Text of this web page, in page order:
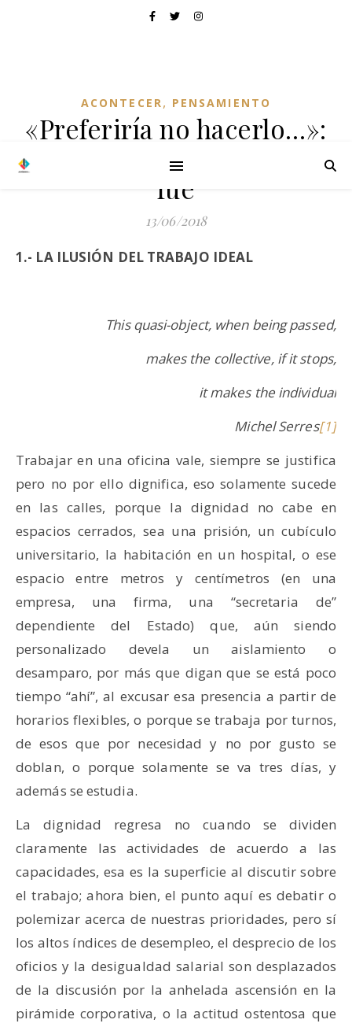
ACONTECER, PENSAMIENTO
«Preferiría no hacerlo…»:
El post-facio que nunca
fue
13/06/2018
1.- LA ILUSIÓN DEL TRABAJO IDEAL
This quasi-object, when being passed,
makes the collective, if it stops,
it makes the individual
Michel Serres[1]
Trabajar en una oficina vale, siempre se justifica
pero no por ello dignifica, eso solamente sucede
en las calles, porque la dignidad no cabe en
espacios cerrados, sea una prisión, un cubículo
universitario, la habitación en un hospital, o ese
espacio entre metros y centímetros (en una
empresa, una firma, una “secretaria de”
dependiente del Estado) que, aún siendo
personalizado devela un aislamiento o
desamparo, por más que digan que se está poco
tiempo “ahí”, al excusar esa presencia a partir de
horarios flexibles, o porque se trabaja por turnos,
de esos que por necesidad y no por gusto se
doblan, o porque solamente se va tres días, y
además se estudia.
La dignidad regresa no cuando se dividen
claramente las actividades de acuerdo a las
capacidades, esa es la superficie al discutir sobre
el trabajo; ahora bien, el punto aquí es debatir o
polemizar acerca de nuestras prioridades, pero sí
los altos índices de desempleo, el desprecio de los
oficios y la desigualdad salarial son desplazados
de la discusión por la anhelada ascensión en la
pirámide corporativa, o la actitud ostentosa que